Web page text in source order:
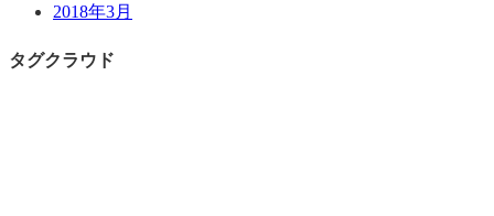
2018年3月
タグクラウド